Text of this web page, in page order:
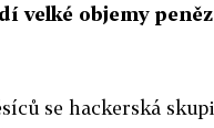
velké objemy
se hackerská